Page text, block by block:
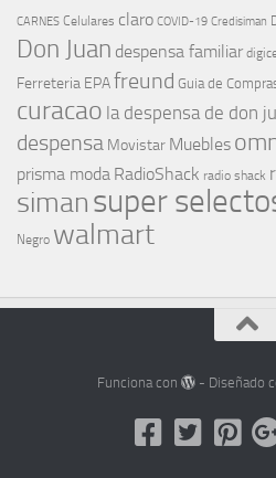
CARNES Celulares claro COVID-19 Credisiman
Don Juan despensa familiar
Ferreteria EPAfreund Guia de
curacao la despensa de don
despensa Movistar Muebles
prisma moda RadioShack radio shack
simansuper
Negro walmart
Funciona con - Diseñado